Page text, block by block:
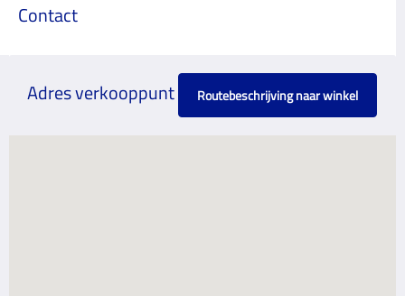
Contact
Adres verkooppunt Routebeschrijving naar winkel